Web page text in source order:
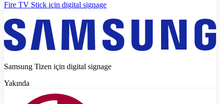
Fire TV Stick için digital signage
Samsung Tizen için digital signage
Yakında